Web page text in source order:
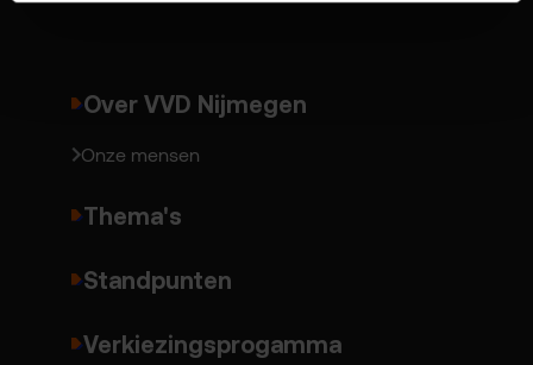
Over VVD Nijmegen
Onze mensen
Thema's
Standpunten
Verkiezingsprogamma